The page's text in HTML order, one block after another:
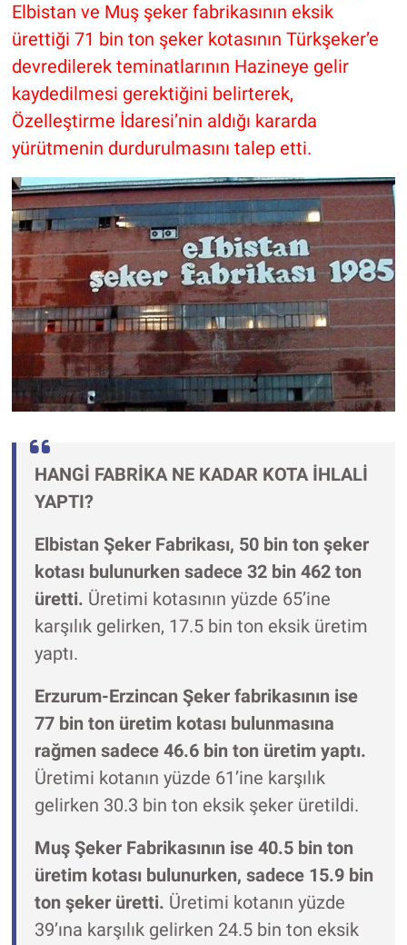
Elbistan ve Muş şeker fabrikasının eksik
ürettiği 71 bin ton şeker kotasının Türkşeker’e
devredilerek teminatlarının Hazineye gelir
kaydedilmesi gerektiğini belirterek,
Özelleştirme İdaresi’nin aldığı kararda
yürütmenin durdurulmasını talep etti.
HANGİ FABRİKA NE KADAR KOTA İHLALİ
YAPTI?
Elbistan Şeker Fabrikası, 50 bin ton şeker
kotası bulunurken sadece 32 bin 462 ton
üretti. Üretimi kotasının yüzde 65’ine
karşılık gelirken, 17.5 bin ton eksik üretim
yaptı.
Erzurum-Erzincan Şeker fabrikasının ise
77 bin ton üretim kotası bulunmasına
rağmen sadece 46.6 bin ton üretim yaptı.
Üretimi kotanın yüzde 61’ine karşılık
gelirken 30.3 bin ton eksik şeker üretildi.
Muş Şeker Fabrikasının ise 40.5 bin ton
üretim kotası bulunurken, sadece 15.9 bin
ton şeker üretti. Üretimi kotanın yüzde
39’ına karşılık gelirken 24.5 bin ton eksik